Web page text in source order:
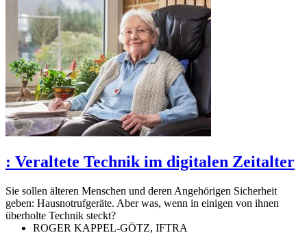
: Veraltete Technik im digitalen Zeitalter
Sie sollen älteren Menschen und deren Angehörigen Sicherheit
geben: Hausnotrufgeräte. Aber was, wenn in einigen von ihnen
überholte Technik steckt?
ROGER KAPPEL-GÖTZ, IFTRA